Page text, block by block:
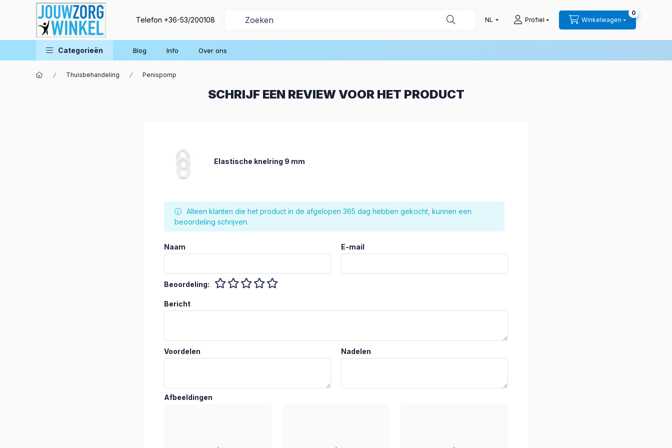
Telefon +36-53/200108 Profiel Winkelwagen
0
Categorieën Blog Info Over ons
Thuisbehandeling Penispomp
SCHRIJF EEN REVIEW VOOR HET PRODUCT
Elastische knelring 9 mm
Alleen klanten die het product in de afgelopen 365 dag hebben gekocht, kunnen een
beoordeling schrijven.
Naam E-mail
Beoordeling:
Bericht
Voordelen Nadelen
Afbeeldingen